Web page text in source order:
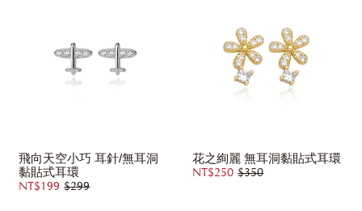
飛向天空小巧 耳針/無耳洞
黏貼式耳環
NT$199 $299
花之絢麗 無耳洞黏貼式耳環
NT$250 $350